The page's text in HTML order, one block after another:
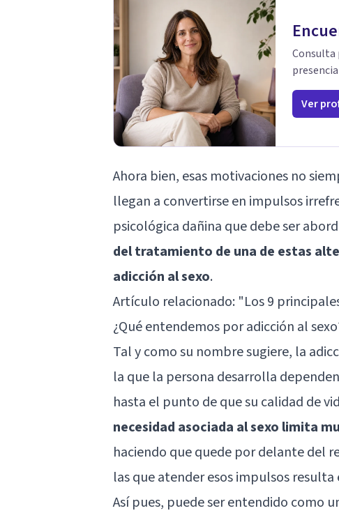
Consulta
Ver
Ahora bien, esas motivaciones no
llegan a convertirse en impulsos
psicológica dañina que debe ser
del tratamiento de una de estas
adicción al sexo.
Artículo relacionado: "Los 9
¿Qué entendemos por adicción al
Tal y como su nombre sugiere, la
la que la persona desarrolla
hasta el punto de que su calidad de
necesidad asociada al sexo limita
haciendo que quede por delante del
las que atender esos impulsos resulta
Así pues, puede ser entendido como